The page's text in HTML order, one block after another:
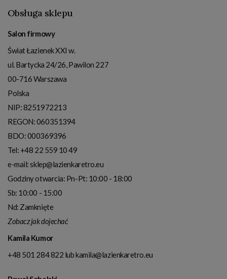
Obsługa sklepu
Salon firmowy
Świat Łazienek XXI w.
ul. Bartycka 24/26, Pawilon 227
00-716Warszawa
Polska
NIP:8251972213
REGON: 060351394
BDO: 000369396
Tel: +48 22 559 10 49
e-mail:sklep@lazienkaretro.eu
Godziny otwarcia: Pn-Pt: 10:00 - 18:00
Sb: 10:00 - 15:00
Nd: Zamknięte
Zobacz jak dojechać
Kamila Kumor
+48 501 284 822 lubkamila@lazienkaretro.eu